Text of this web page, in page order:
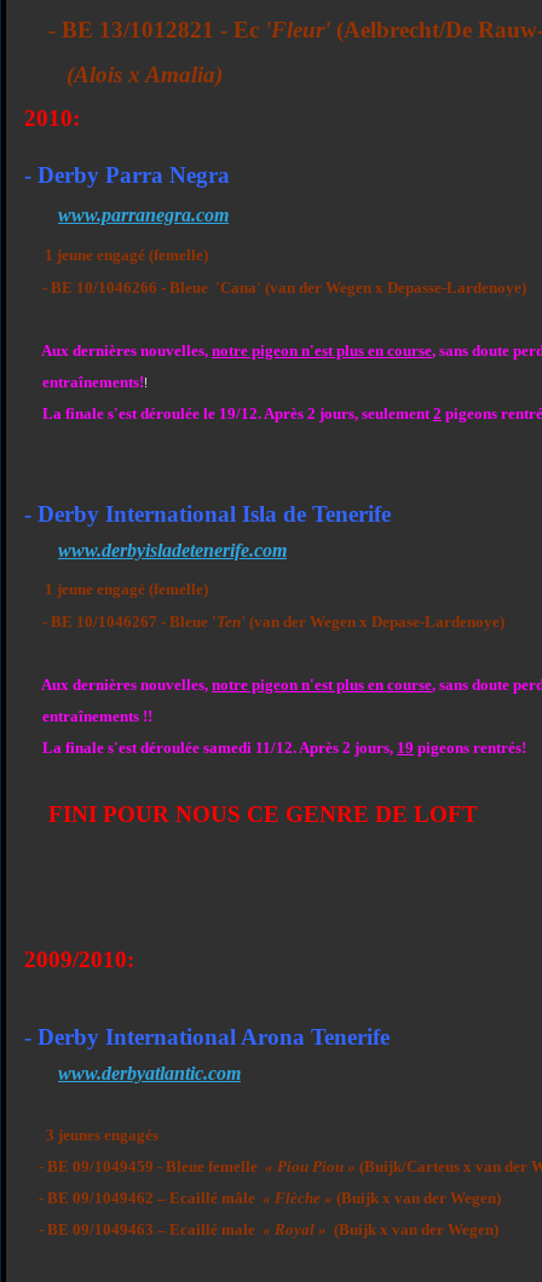
- BE 13/1012821 - Ec 'Fleur' (Aelbrecht/De
(Alois x Amalia)
2010:
- Derby Parra Negra
www.parranegra.com
1 jeune engagé (femelle)
- BE 10/1046266 - Bleue 'Cana' (van der Wegen x Depasse-Lardenoye)
Aux dernières nouvelles, notre pigeon n'est plus en course, sans doute
entraînements!!
La finale s'est déroulée le 19/12. Après 2 jours, seulement2 pigeons
- Derby International Isla de Tenerife
www.derbyisladetenerife.com
1 jeune engagé (femelle)
- BE 10/1046267 - Bleue 'Ten' (van der Wegen x Depase-Lardenoye)
Aux dernières nouvelles, notre pigeon n'est plus en course, sans doute
entraînements !!
La finale s'est déroulée samedi 11/12. Après 2 jours, 19 pigeons rentrés!
FINI POUR NOUS CE GENRE DE LOFT
2009/2010:
- Derby International Arona Tenerife
www.derbyatlantic.com
3 jeunes engagés
- BE 09/1049459 - Bleue femelle « Piou Piou » (Buijk/Carteus x van der
- BE 09/1049462 – Ecaillé mâle « Flèche » (Buijk x van der Wegen)
- BE 09/1049463 – Ecaillé male « Royal » (Buijk x van der Wegen)